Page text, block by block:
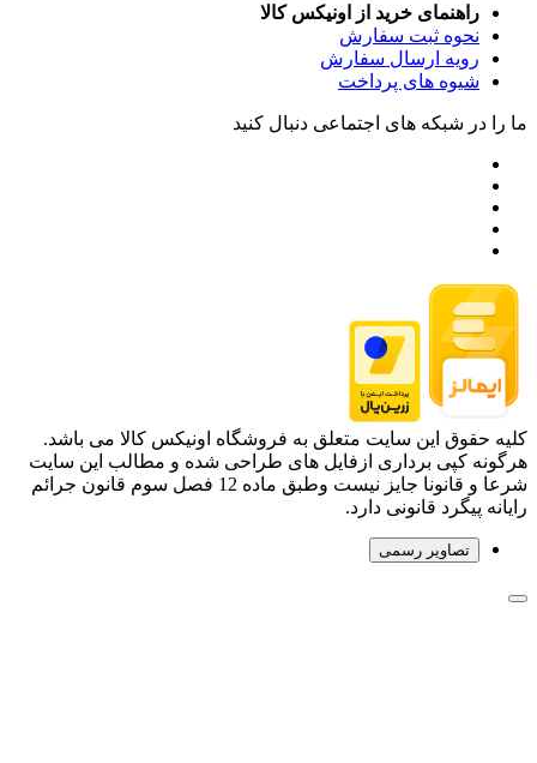
راهنمای خرید از اونیکس کالا
نحوه ثبت سفارش
رویه ارسال سفارش
شیوه های پرداخت
ما را در شبکه های اجتماعی دنبال کنید
کلیه حقوق این سایت متعلق به فروشگاه اونیکس کالا می باشد.
هرگونه کپی برداری ازفایل های طراحی شده و مطالب این سایت
شرعا و قانونا جایز نیست وطبق ماده 12 فصل سوم قانون جرائم
رایانه پیگرد قانونی دارد.
تصاویر رسمی